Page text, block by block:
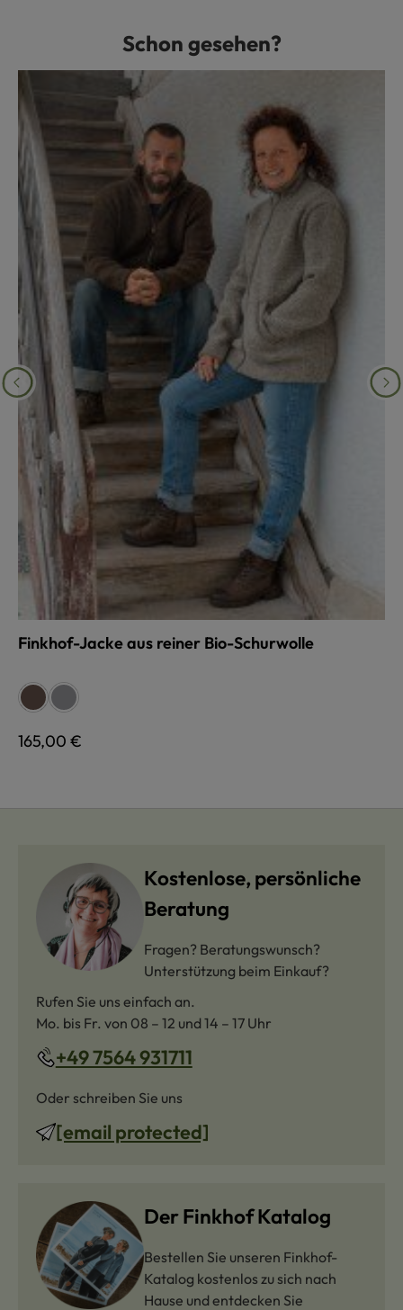
Produktgalerie überspringenSchon gesehen?
Finkhof-Jacke aus reiner Bio-Schurwolle
Farbe auswählen
braun grau
Regulärer Preis:
165,00 €
Kostenlose, persönliche
Beratung
Fragen? Beratungswunsch?
Unterstützung beim Einkauf?
Rufen Sie uns einfach an.
Mo. bis Fr. von 08 – 12 und 14 – 17 Uhr
+49 7564 931711
Oder schreiben Sie uns
[email protected]
Der Finkhof Katalog
Bestellen Sie unseren Finkhof-
Katalog kostenlos zu sich nach
Hause und entdecken Sie